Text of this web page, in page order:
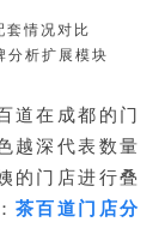
套情况对比
分析扩展模块
道在成都的门
越深代表数量
的门店进行叠
茶百道门店分